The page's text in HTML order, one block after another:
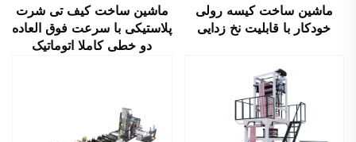
ماشین ساخت کیف تی شرت
پلاستیکی با سرعت فوق العاده
دو خطی کاملا اتوماتیک
ماشین ساخت کیسه رولی
خودکار با قابلیت نخ زدایی